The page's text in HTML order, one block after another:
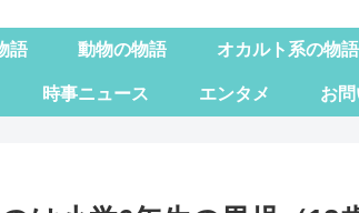
語 動物の物語 オカルト系の物語
時事ニュース エンタメ お